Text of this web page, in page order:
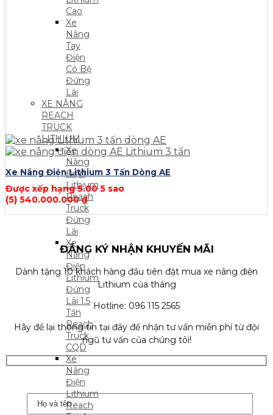
Cao
Xe
Nâng
Tay
Điện
Có Bệ
Đứng
Lái
XE NÂNG
REACH
TRUCK
LITHIUM
Xe
Nâng
Điện
Lithium
Reach
Truck
Đứng
Lái
Xe
Nâng
Điện
Lithium
Đứng
Lái 1.5
Tấn
Reach
Truck
CQD
Xe
Nâng
Điện
Lithium
Reach
Xe Nâng Điện Lithium 3 Tấn Dòng AE
Được xếp hạng5.005 sao
(5) 540.000.000₫
ĐĂNG KÝ NHẬN KHUYẾN MÃI
Dành tặng 10 khách hàng đầu tiên đặt mua xe nâng điện
Lithium của tháng
Hotline: 096 115 2565
Hãy để lại thông tin tại đây để nhận tư vấn miễn phí từ đội
ngũ tư vấn của chúng tôi!